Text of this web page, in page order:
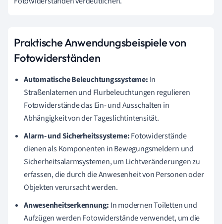
Praktische Anwendungsbeispiele von
Fotowiderständen
Automatische Beleuchtungssysteme: In
Straßenlaternen und Flurbeleuchtungen regulieren
Fotowiderstände das Ein- und Ausschalten in
Abhängigkeit von der Tageslichtintensität.
Alarm- und Sicherheitssysteme:Fotowiderstände
dienen als Komponenten in Bewegungsmeldern und
Sicherheitsalarmsystemen, um Lichtveränderungen zu
erfassen, die durch die Anwesenheit von Personen oder
Objekten verursacht werden.
Anwesenheitserkennung: In modernen Toiletten und
Aufzügen werden Fotowiderstände verwendet, um die